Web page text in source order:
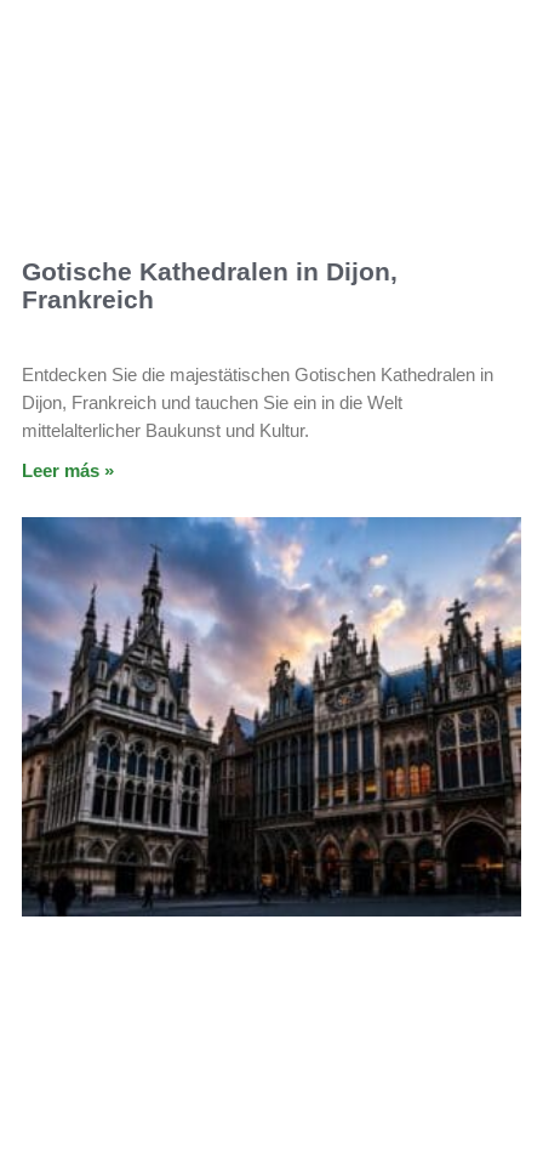
Gotische Kathedralen in Dijon,
Frankreich
Entdecken Sie die majestätischen Gotischen Kathedralen in
Dijon, Frankreich und tauchen Sie ein in die Welt
mittelalterlicher Baukunst und Kultur.
Leer más »